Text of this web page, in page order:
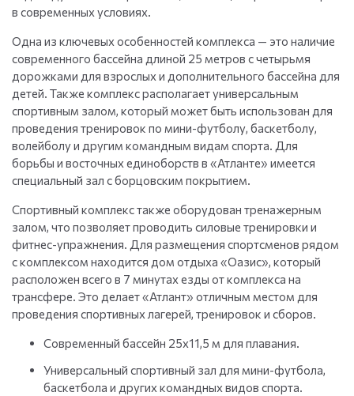
в современных условиях.
Одна из ключевых особенностей комплекса — это наличие
современного бассейна длиной 25 метров с четырьмя
дорожками для взрослых и дополнительного бассейна для
детей. Также комплекс располагает универсальным
спортивным залом, который может быть использован для
проведения тренировок по мини-футболу, баскетболу,
волейболу и другим командным видам спорта. Для
борьбы и восточных единоборств в «Атланте» имеется
специальный зал с борцовским покрытием.
Спортивный комплекс также оборудован тренажерным
залом, что позволяет проводить силовые тренировки и
фитнес-упражнения. Для размещения спортсменов рядом
с комплексом находится дом отдыха «Оазис», который
расположен всего в 7 минутах езды от комплекса на
трансфере. Это делает «Атлант» отличным местом для
проведения спортивных лагерей, тренировок и сборов.
Современный бассейн 25х11,5 м для плавания.
Универсальный спортивный зал для мини-футбола,
баскетбола и других командных видов спорта.